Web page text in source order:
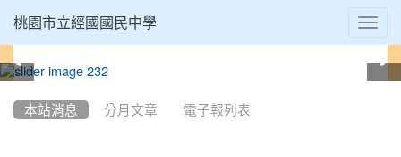
桃園市立經國國民中學
本站消息 分月文章 電子報列表